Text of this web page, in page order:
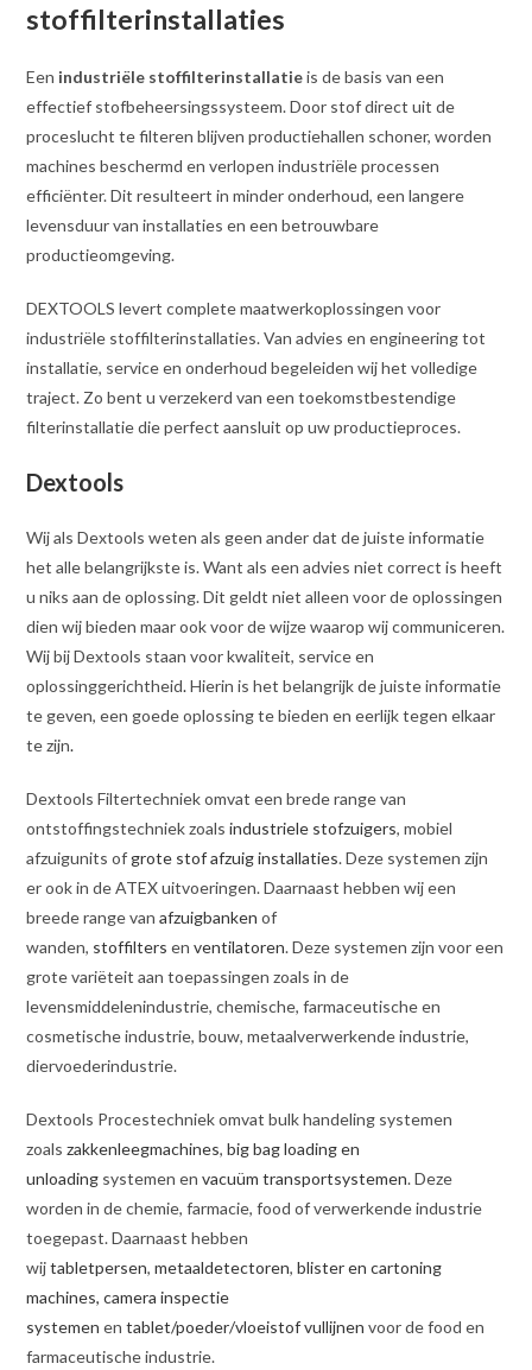
stoffilterinstallaties
Een industriële stoffilterinstallatieis de basis van een
effectief stofbeheersingssysteem. Door stof direct uit de
proceslucht te filteren blijven productiehallen schoner, worden
machines beschermd en verlopen industriële processen
efficiënter. Dit resulteert in minder onderhoud, een langere
levensduur van installaties en een betrouwbare
productieomgeving.
DEXTOOLS levert complete maatwerkoplossingen voor
industriële stoffilterinstallaties. Van advies en engineering tot
installatie, service en onderhoud begeleiden wij het volledige
traject. Zo bent u verzekerd van een toekomstbestendige
filterinstallatie die perfect aansluit op uw productieproces.
Dextools
Wij als Dextools weten als geen ander dat de juiste informatie
het alle belangrijkste is. Want als een advies niet correct is heeft
u niks aan de oplossing. Dit geldt niet alleen voor de oplossingen
dien wij bieden maar ook voor de wijze waarop wij communiceren.
Wij bij Dextools staan voor kwaliteit, service en
oplossinggerichtheid.Hierin is het belangrijk de juiste informatie
te geven, een goede oplossing te bieden en eerlijk tegen elkaar
te zijn.
Dextools Filtertechniek omvat een brede range van
ontstoffingstechniek zoalsindustriele stofzuigers, mobiel
afzuigunits of grote stof afzuig installaties. Deze systemen zijn
er ook in de ATEX uitvoeringen. Daarnaast hebben wij een
breede range vanafzuigbanken of
wanden, stoffilters enventilatoren. Deze systemen zijn voor een
grote variëteit aan toepassingen zoals in de
levensmiddelenindustrie, chemische, farmaceutische en
cosmetische industrie, bouw, metaalverwerkende industrie,
diervoederindustrie.
Dextools Procestechniek omvat bulk handeling systemen
zoalszakkenleegmachines,big bag loading en
unloading systemen en vacuüm transportsystemen. Deze
worden in de chemie, farmacie, food of verwerkende industrie
toegepast. Daarnaast hebben
wijtabletpersen,metaaldetectoren,blister en cartoning
machines, camera inspectie
systemen entablet/poeder/vloeistof vullijnen voor de food en
farmaceutische industrie.